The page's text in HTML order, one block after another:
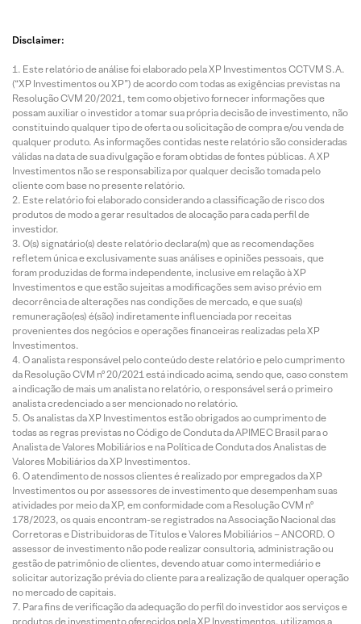
Disclaimer:
Este relatório de análise foi elaborado pela XP Investimentos CCTVM S.A.
(“XP Investimentos ou XP”) de acordo com todas as exigências previstas na
Resolução CVM 20/2021, tem como objetivo fornecer informações que
possam auxiliar o investidor a tomar sua própria decisão de investimento, não
constituindo qualquer tipo de oferta ou solicitação de compra e/ou venda de
qualquer produto. As informações contidas neste relatório são consideradas
válidas na data de sua divulgação e foram obtidas de fontes públicas. A XP
Investimentos não se responsabiliza por qualquer decisão tomada pelo
cliente com base no presente relatório.
Este relatório foi elaborado considerando a classificação de risco dos
produtos de modo a gerar resultados de alocação para cada perfil de
investidor.
O(s) signatário(s) deste relatório declara(m) que as recomendações
refletem única e exclusivamente suas análises e opiniões pessoais, que
foram produzidas de forma independente, inclusive em relação à XP
Investimentos e que estão sujeitas a modificações sem aviso prévio em
decorrência de alterações nas condições de mercado, e que sua(s)
remuneração(es) é(são) indiretamente influenciada por receitas
provenientes dos negócios e operações financeiras realizadas pela XP
Investimentos.
O analista responsável pelo conteúdo deste relatório e pelo cumprimento
da Resolução CVM nº 20/2021 está indicado acima, sendo que, caso constem
a indicação de mais um analista no relatório, o responsável será o primeiro
analista credenciado a ser mencionado no relatório.
Os analistas da XP Investimentos estão obrigados ao cumprimento de
todas as regras previstas no Código de Conduta da APIMEC Brasil para o
Analista de Valores Mobiliários e na Política de Conduta dos Analistas de
Valores Mobiliários da XP Investimentos.
O atendimento de nossos clientes é realizado por empregados da XP
Investimentos ou por assessores de investimento que desempenham suas
atividades por meio da XP, em conformidade com a Resolução CVM nº
178/2023, os quais encontram-se registrados na Associação Nacional das
Corretoras e Distribuidoras de Títulos e Valores Mobiliários – ANCORD. O
assessor de investimento não pode realizar consultoria, administração ou
gestão de patrimônio de clientes, devendo atuar como intermediário e
solicitar autorização prévia do cliente para a realização de qualquer operação
no mercado de capitais.
Para fins de verificação da adequação do perfil do investidor aos serviços e
produtos de investimento oferecidos pela XP Investimentos, utilizamos a